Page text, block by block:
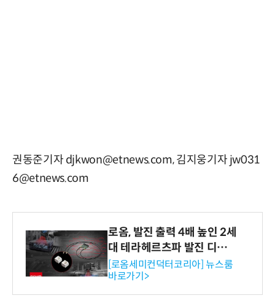
권동준기자 djkwon@etnews.com, 김지웅기자 jw031
6@etnews.com
로옴, 발진 출력 4배 높인 2세
대 테라헤르츠파 발진 디바이
스 개발
[로옴세미컨덕터코리아] 뉴스룸
바로가기>